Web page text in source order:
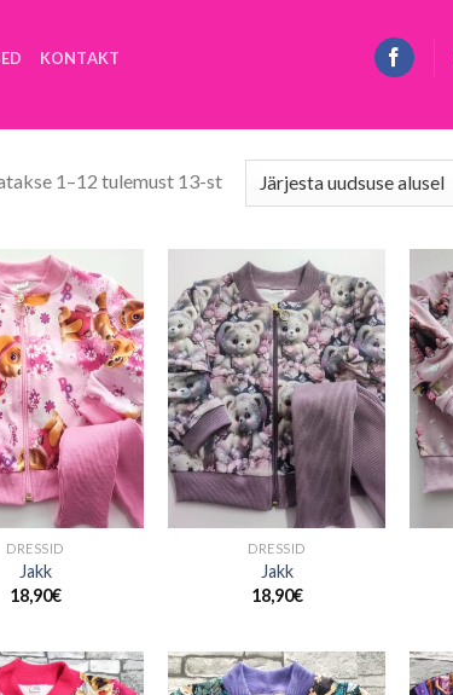
KONTAKT
1–12 tulemust 13-st
DRESSID
Jakk
18,90€
+
DRESSID
Jakk
18,90€
+